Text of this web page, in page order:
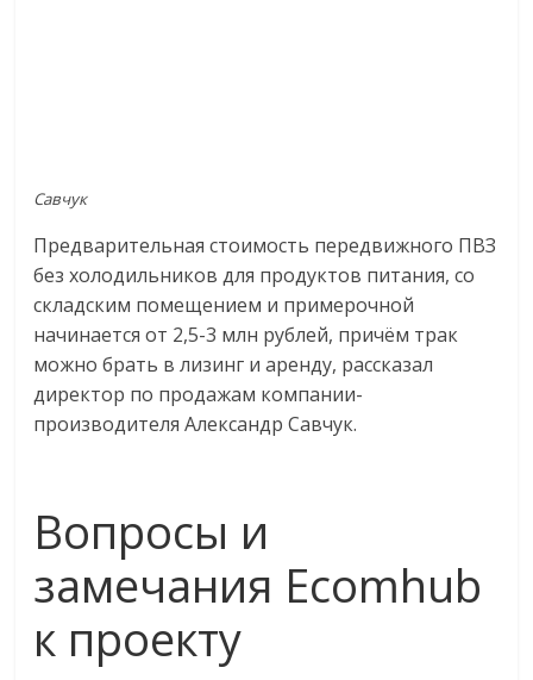
Савчук
Предварительная стоимость передвижного ПВЗ
без холодильников для продуктов питания, со
складским помещением и примерочной
начинается от 2,5-3 млн рублей, причём трак
можно брать в лизинг и аренду, рассказал
директор по продажам компании-
производителя Александр Савчук.
Вопросы и
замечания Ecomhub
к проекту